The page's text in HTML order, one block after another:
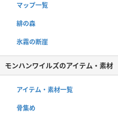
マップ一覧
緋の森
氷霧の断崖
モンハンワイルズのアイテム・素材
アイテム・素材一覧
骨集め